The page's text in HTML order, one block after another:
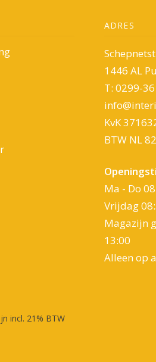
ADRES
1446 AL
T: 0299-
KvK
BTW NL
Ma - Do
Vrijdag
Magazijn
13:00
Alleen op
incl. 21% BTW